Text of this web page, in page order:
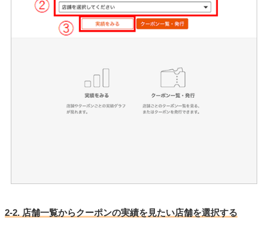
2-2. 店舗一覧からクーポンの実績を見たい店舗を選択する